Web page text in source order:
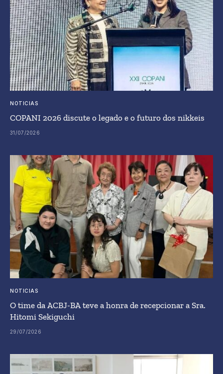
NOTICIAS
COPANI 2026 discute o legado e o futuro dos nikkeis
31/07/2026
NOTICIAS
O time da ACBJ-BA teve a honra de recepcionar a Sra.
Hitomi Sekiguchi
29/07/2026